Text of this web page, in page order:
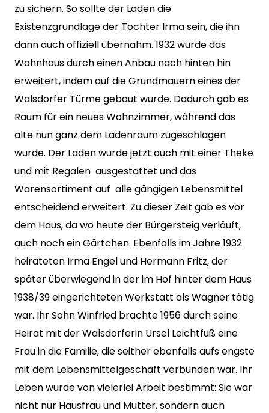
zu sichern. So sollte der Laden die
Existenzgrundlage der Tochter Irma sein, die ihn
dann auch offiziell übernahm. 1932 wurde das
Wohnhaus durch einen Anbau nach hinten hin
erweitert, indem auf die Grundmauern eines der
Walsdorfer Türme gebaut wurde. Dadurch gab es
Raum für ein neues Wohnzimmer, während das
alte nun ganz dem Ladenraum zugeschlagen
wurde. Der Laden wurde jetzt auch mit einer Theke
und mit Regalen ausgestattet und das
Warensortiment auf alle gängigen Lebensmittel
entscheidend erweitert. Zu dieser Zeit gab es vor
dem Haus, da wo heute der Bürgersteig verläuft,
auch noch ein Gärtchen. Ebenfalls im Jahre 1932
heirateten Irma Engel und Hermann Fritz, der
später überwiegend in der im Hof hinter dem Haus
1938/39 eingerichteten Werkstatt als Wagner tätig
war. Ihr Sohn Winfried brachte 1956 durch seine
Heirat mit der Walsdorferin Ursel Leichtfuß eine
Frau in die Familie, die seither ebenfalls aufs engste
mit dem Lebensmittelgeschäft verbunden war. Ihr
Leben wurde von vielerlei Arbeit bestimmt: Sie war
nicht nur Hausfrau und Mutter, sondern auch